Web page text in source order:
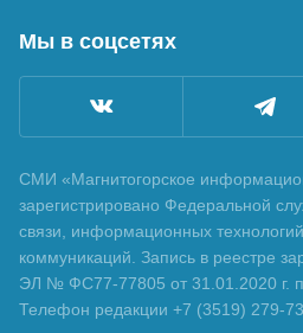
Мы в соцсетях
СМИ «Магнитогорское
зарегистрировано Федеральной
связи, информационных
коммуникаций. Запись в реестре
ЭЛ № ФС77-77805 от 31.01.2020 г.
Телефон редакции +7 (3519) 279-